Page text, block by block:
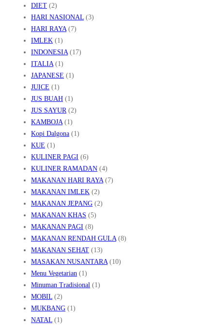
DIET (2)
HARI NASIONAL (3)
HARI RAYA(7)
IMLEK (1)
INDONESIA(17)
ITALIA(1)
JAPANESE (1)
JUICE (1)
JUS BUAH (1)
JUS SAYUR(2)
KAMBOJA(1)
Kopi Dalgona (1)
KUE (1)
KULINER PAGI (6)
KULINER RAMADAN (4)
MAKANAN HARI RAYA(7)
MAKANAN IMLEK (2)
MAKANAN JEPANG (2)
MAKANAN KHAS (5)
MAKANAN PAGI (8)
MAKANAN RENDAH GULA(8)
MAKANAN SEHAT (13)
MASAKAN NUSANTARA(10)
Menu Vegetarian (1)
Minuman Tradisional (1)
MOBIL (2)
MUKBANG (1)
NATAL (1)